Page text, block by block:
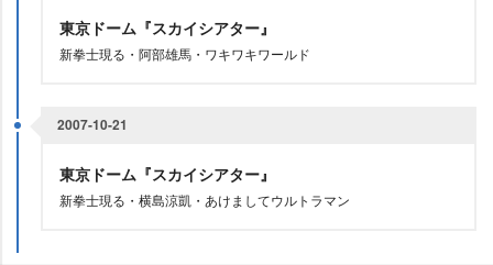
東京ドーム『スカイシアター』
新拳士現る・阿部雄馬・ワキワキワールド
2007-10-21
東京ドーム『スカイシアター』
新拳士現る・横島涼凱・あけましてウルトラマン